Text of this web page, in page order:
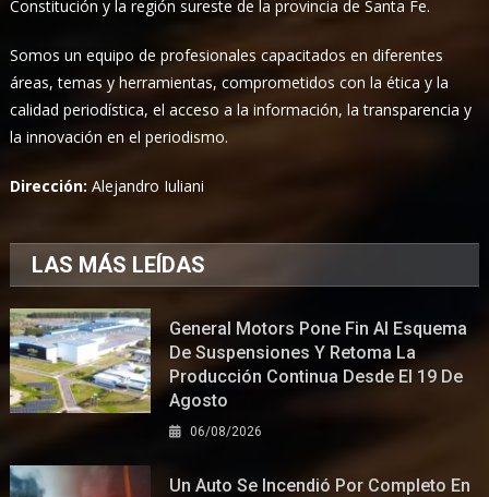
Constitución y la región sureste de la provincia de Santa Fe.
Somos un equipo de profesionales capacitados en diferentes
áreas, temas y herramientas, comprometidos con la ética y la
calidad periodística, el acceso a la información, la transparencia y
la innovación en el periodismo.
Dirección:Alejandro Iuliani
LAS MÁS LEÍDAS
General Motors Pone Fin Al Esquema
De Suspensiones Y Retoma La
Producción Continua Desde El 19 De
Agosto
06/08/2026
Un Auto Se Incendió Por Completo En